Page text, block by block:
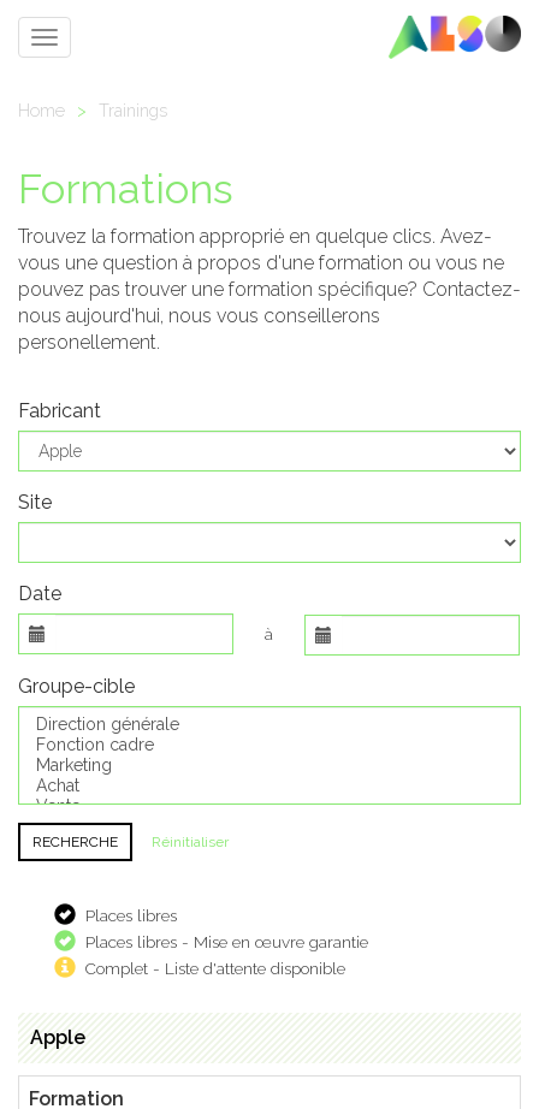
Toggle
Home > Trainings
Formations
Trouvez la formation approprié en quelque clics. Avez-
vous une question à propos d'une formation ou vous ne
pouvez pas trouver une formation spécifique? Contactez-
nous aujourd'hui, nous vous conseillerons
personellement.
Fabricant
Site
Date
à
Groupe-cible
Réinitialiser
Places libres
Places libres - Mise en œuvre garantie
Complet - Liste d'attente disponible
Apple
Formation